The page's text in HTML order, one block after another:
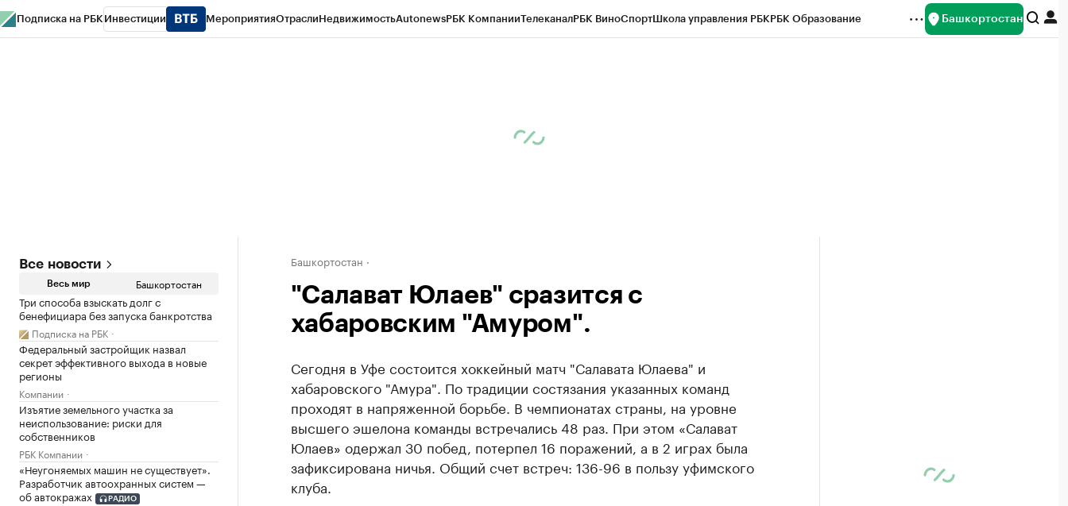
Подписка на РБК Инвестиции МероприятияОтраслиНедвижимостьAutonewsРБК КомпанииТелеканалРБК ВиноСпортШкола управления РБКРБК Образование Башкортостан
Все новости
Весь мир Башкортостан
Три способа взыскать долг с
бенефициара без запуска банкротства
Подписка на РБК
Федеральный застройщик назвал
секрет эффективного выхода в новые
регионы
Компании
Изъятие земельного участка за
неиспользование: риски для
собственников
РБК Компании
«Неугоняемых машин не существует».
Разработчик автоохранных систем —
об автокражах
РАДИО
Башкортостан
"Салават Юлаев" сразится с
хабаровским "Амуром".
Сегодня в Уфе состоится хоккейный матч "Салавата Юлаева" и
хабаровского "Амура". По традиции состязания указанных команд
проходят в напряженной борьбе. В чемпионатах страны, на уровне
высшего эшелона команды встречались 48 раз. При этом «Салават
Юлаев» одержал 30 побед, потерпел 16 поражений, а в 2 играх была
зафиксирована ничья. Общий счет встреч: 136-96 в пользу уфимского
клуба.